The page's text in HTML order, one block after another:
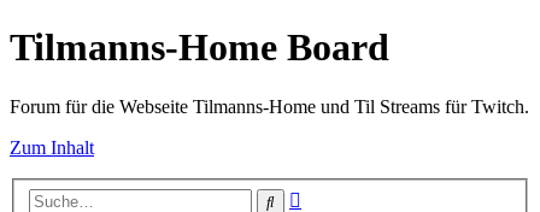
Tilmanns-Home Board
Forum für die Webseite Tilmanns-Home und Til Streams für Twitch.
Zum Inhalt
Suche